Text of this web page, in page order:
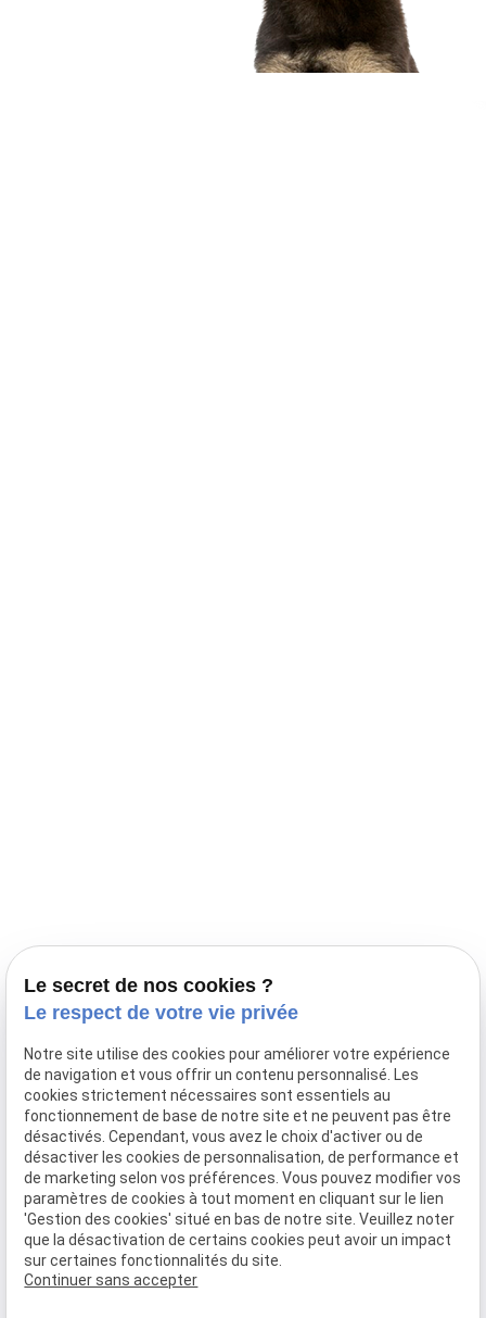
03 28 68 82 00
06 80 84 45 90
Adresse
10, chemin de Cassel
59470 BOLLEZEELE
Horaires
09:00 - 17:00
Lundi - Samedi
Le secret de nos cookies ?
Le respect de votre vie privée
Notre site utilise des cookies pour améliorer votre expérience
de navigation et vous offrir un contenu personnalisé. Les
cookies strictement nécessaires sont essentiels au
fonctionnement de base de notre site et ne peuvent pas être
désactivés. Cependant, vous avez le choix d'activer ou de
désactiver les cookies de personnalisation, de performance et
de marketing selon vos préférences. Vous pouvez modifier vos
paramètres de cookies à tout moment en cliquant sur le lien
'Gestion des cookies' situé en bas de notre site. Veuillez noter
que la désactivation de certains cookies peut avoir un impact
sur certaines fonctionnalités du site.
Continuer sans accepter